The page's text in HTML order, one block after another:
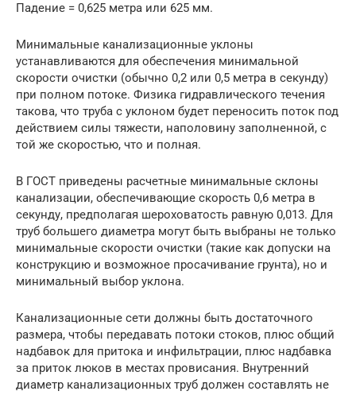
Падение = 0,625 метра или 625 мм.
Минимальные канализационные уклоны
устанавливаются для обеспечения минимальной
скорости очистки (обычно 0,2 или 0,5 метра в секунду)
при полном потоке. Физика гидравлического течения
такова, что труба с уклоном будет переносить поток под
действием силы тяжести, наполовину заполненной, с
той же скоростью, что и полная.
В ГОСТ приведены расчетные минимальные склоны
канализации, обеспечивающие скорость 0,6 метра в
секунду, предполагая шероховатость равную 0,013. Для
труб большего диаметра могут быть выбраны не только
минимальные скорости очистки (такие как допуски на
конструкцию и возможное просачивание грунта), но и
минимальный выбор уклона.
Канализационные сети должны быть достаточного
размера, чтобы передавать потоки стоков, плюс общий
надбавок для притока и инфильтрации, плюс надбавка
за приток люков в местах провисания. Внутренний
диаметр канализационных труб должен составлять не